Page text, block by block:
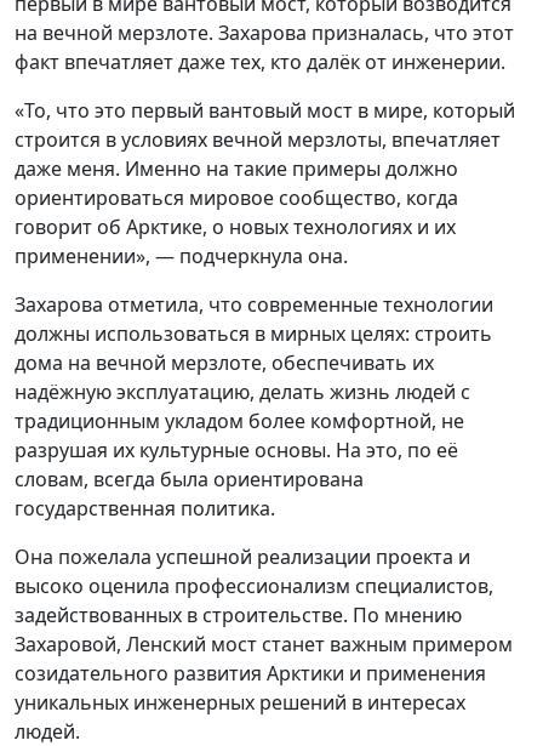
на вечной мерзлоте. Захарова призналась, что этот
факт впечатляет даже тех, кто далёк от инженерии.
«То, что это первый вантовый мост в мире, который
строится в условиях вечной мерзлоты, впечатляет
даже меня. Именно на такие примеры должно
ориентироваться мировое сообщество, когда
говорит об Арктике, о новых технологиях и их
применении», — подчеркнула она.
Захарова отметила, что современные технологии
должны использоваться в мирных целях: строить
дома на вечной мерзлоте, обеспечивать их
надёжную эксплуатацию, делать жизнь людей с
традиционным укладом более комфортной, не
разрушая их культурные основы. На это, по её
словам, всегда была ориентирована
государственная политика.
Она пожелала успешной реализации проекта и
высоко оценила профессионализм специалистов,
задействованных в строительстве. По мнению
Захаровой, Ленский мост станет важным примером
созидательного развития Арктики и применения
уникальных инженерных решений в интересах
людей.